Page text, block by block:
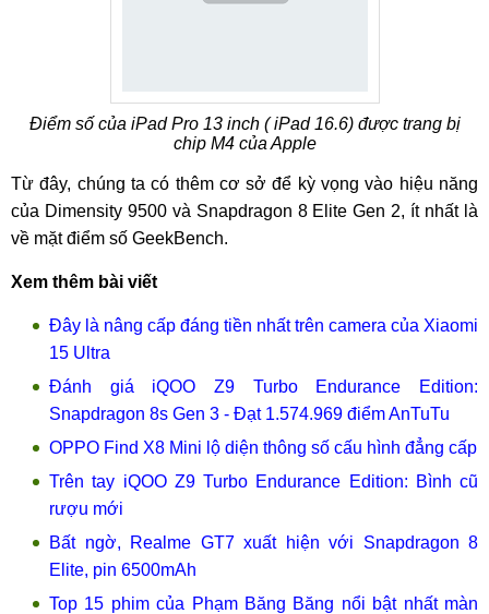
Điểm số của iPad Pro 13 inch ( iPad 16.6) được trang bị
chip M4 của Apple
Từ đây, chúng ta có thêm cơ sở để kỳ vọng vào hiệu năng
của Dimensity 9500 và Snapdragon 8 Elite Gen 2, ít nhất là
về mặt điểm số GeekBench.
Xem thêm bài viết
Đây là nâng cấp đáng tiền nhất trên camera của Xiaomi
15 Ultra
Đánh giá iQOO Z9 Turbo Endurance Edition:
Snapdragon 8s Gen 3 - Đạt 1.574.969 điểm AnTuTu
OPPO Find X8 Mini lộ diện thông số cấu hình đẳng cấp
Trên tay iQOO Z9 Turbo Endurance Edition: Bình cũ
rượu mới
Bất ngờ, Realme GT7 xuất hiện với Snapdragon 8
Elite, pin 6500mAh
Top 15 phim của Phạm Băng Băng nổi bật nhất màn